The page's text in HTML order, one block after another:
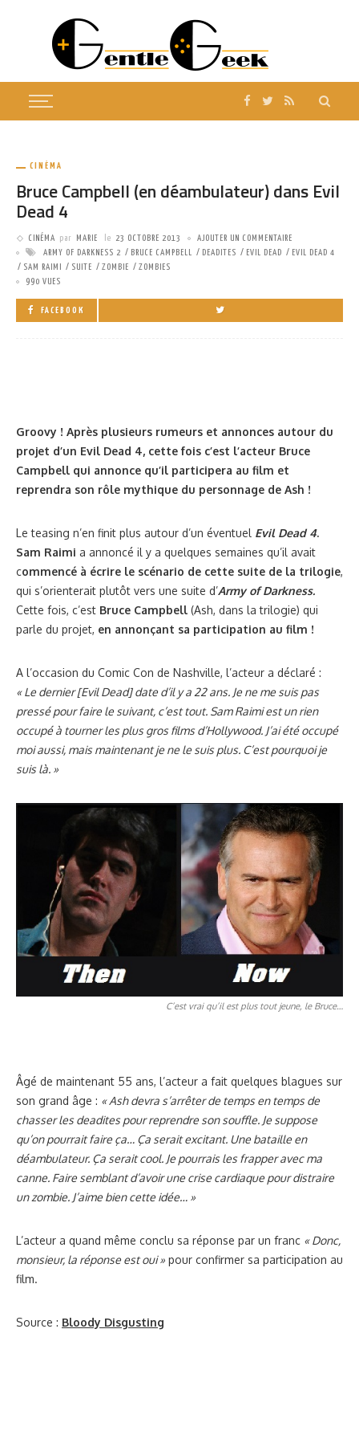
CINÉMA
Bruce Campbell (en déambulateur) dans Evil
Dead 4
CINÉMA par MARIE le 23 OCTOBRE 2013
AJOUTER UN COMMENTAIRE
ARMY OF DARKNESS 2
BRUCE CAMPBELL DEADITES EVIL DEAD
EVIL DEAD 4
SAM RAIMI
SUITE ZOMBIE
ZOMBIES
990 VUES
FACEBOOK
Groovy ! Après plusieurs rumeurs et annonces autour du
projet d’un Evil Dead 4, cette fois c’est l’acteur Bruce
Campbell qui annonce qu’il participera au film et
reprendra son rôle mythique du personnage de Ash !
Le teasing n’en finit plus autour d’un éventuel Evil Dead 4.
Sam Raimi a annoncé il y a quelques semaines qu’il avait
commencé à écrire le scénario de cette suite de la trilogie,
qui s’orienterait plutôt vers une suite d’Army of Darkness.
Cette fois, c’est Bruce Campbell (Ash, dans la trilogie) qui
parle du projet, en annonçant sa participation au film !
A l’occasion du Comic Con de Nashville, l’acteur a déclaré :
« Le dernier [Evil Dead] date d’il y a 22 ans. Je ne me suis pas
pressé pour faire le suivant, c’est tout. Sam Raimi est un rien
occupé à tourner les plus gros films d’Hollywood. J’ai été occupé
moi aussi, mais maintenant je ne le suis plus. C’est pourquoi je
suis là. »
C’est vrai qu’il est plus tout jeune, le Bruce…
Âgé de maintenant 55 ans, l’acteur a fait quelques blagues sur
son grand âge : « Ash devra s’arrêter de temps en temps de
chasser les deadites pour reprendre son souffle. Je suppose
qu’on pourrait faire ça… Ça serait excitant. Une bataille en
déambulateur. Ça serait cool. Je pourrais les frapper avec ma
canne. Faire semblant d’avoir une crise cardiaque pour distraire
un zombie. J’aime bien cette idée… »
L’acteur a quand même conclu sa réponse par un franc « Donc,
monsieur, la réponse est oui » pour confirmer sa participation au
film.
Source : Bloody Disgusting